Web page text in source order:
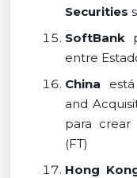
Securities
SoftBank
entre
China
and
para crear
(FT)
Hong